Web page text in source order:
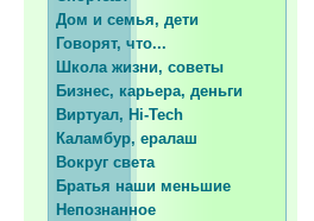
Дом и семья, дети
Говорят, что...
Школа жизни, советы
Бизнес, карьера, деньги
Виртуал, Hi-Tech
Каламбур, ералаш
Вокруг света
Братья наши меньшие
Непознанное